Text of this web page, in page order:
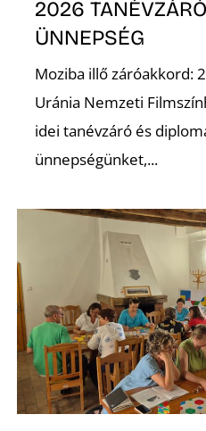
2026
ÜNNEPSÉG
Moziba illő záróakkord:
Uránia Nemzeti
idei tanévzáró és
ünnepségünket,...